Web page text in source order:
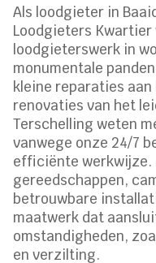
Als loodgieter in
Loodgieters Kwartier
loodgieterswerk in
monumentale
kleine reparaties
renovaties van het
Terschelling weten
vanwege onze 24/7
efficiënte werkwijze.
gereedschappen,
betrouwbare
maatwerk dat
omstandigheden,
en verzilting.